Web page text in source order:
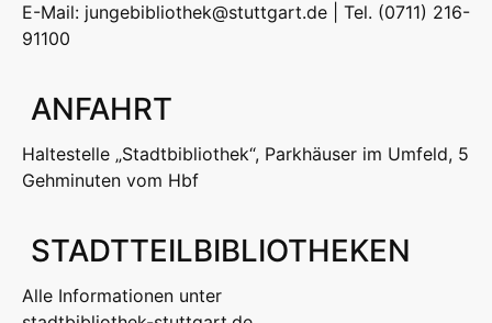
E-Mail: jungebibliothek@stuttgart.de | Tel. (0711) 216-
91100
ANFAHRT
Haltestelle „Stadtbibliothek“, Parkhäuser im Umfeld, 5
Gehminuten vom Hbf
STADTTEILBIBLIOTHEKEN
Alle Informationen unter